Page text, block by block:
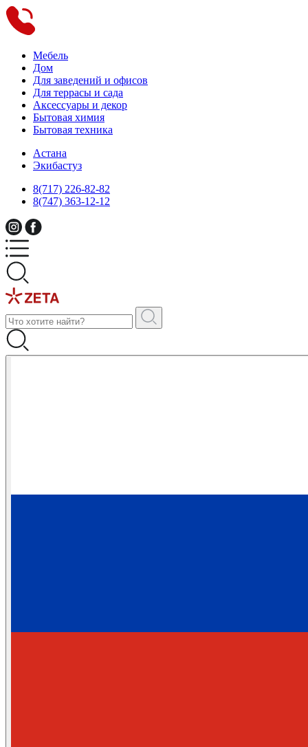
Мебель
Дом
Для заведений и офисов
Для террасы и сада
Аксессуары и декор
Бытовая химия
Бытовая техника
Астана
Экибастуз
8(717) 226-82-82
8(747) 363-12-12